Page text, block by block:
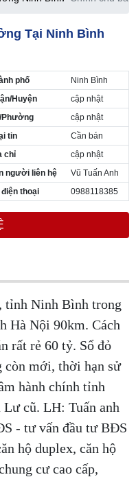
Tại Ninh Bình
phố
Ninh Bình
Huyện
cập nhật
Phường
cập nhật
tin
Cần bán
chỉ
cập nhật
người liên hệ
Vũ Tuấn Anh
điện thoại
0988118385
tỉnh Ninh Bình trong
Hà Nội 90km. Cách
rất rẻ 60 tỷ. Sổ đỏ
còn mới, thời hạn sử
hành chính tỉnh
cũ. LH: Tuấn anh
- tư vấn đầu tư BĐS
hộ duplex, căn hộ
cư cao cấp,